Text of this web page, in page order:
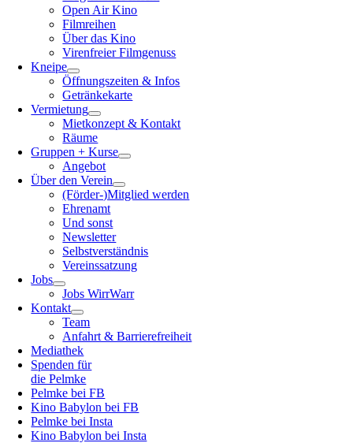
Open Air Kino
Filmreihen
Über das Kino
Virenfreier Filmgenuss
Kneipe
Öffnungszeiten & Infos
Getränkekarte
Vermietung
Mietkonzept & Kontakt
Räume
Gruppen + Kurse
Angebot
Über den Verein
(Förder-)Mitglied werden
Ehrenamt
Und sonst
Newsletter
Selbstverständnis
Vereinssatzung
Jobs
Jobs WirrWarr
Kontakt
Team
Anfahrt & Barrierefreiheit
Mediathek
Spenden für
die Pelmke
Pelmke bei FB
Kino Babylon bei FB
Pelmke bei Insta
Kino Babylon bei Insta